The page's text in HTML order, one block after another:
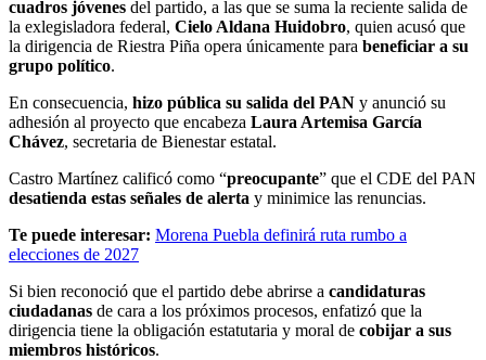
cuadros jóvenes del partido, a las que se suma la reciente salida de
la exlegisladora federal, Cielo Aldana Huidobro, quien acusó que
la dirigencia de Riestra Piña opera únicamente para beneficiar a su
grupo político.
En consecuencia, hizo pública su salida del PAN y anunció su
adhesión al proyecto que encabeza Laura Artemisa García
Chávez, secretaria de Bienestar estatal.
Castro Martínez calificó como “preocupante” que el CDE del PAN
desatienda estas señales de alerta y minimice las renuncias.
Te puede interesar: Morena Puebla definirá ruta rumbo a
elecciones de 2027
Si bien reconoció que el partido debe abrirse a candidaturas
ciudadanas de cara a los próximos procesos, enfatizó que la
dirigencia tiene la obligación estatutaria y moral de cobijar a sus
miembros históricos.